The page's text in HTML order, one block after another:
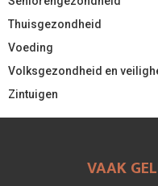
Thuisgezondheid
Voeding
Volksgezondheid en
Zintuigen
VAAK